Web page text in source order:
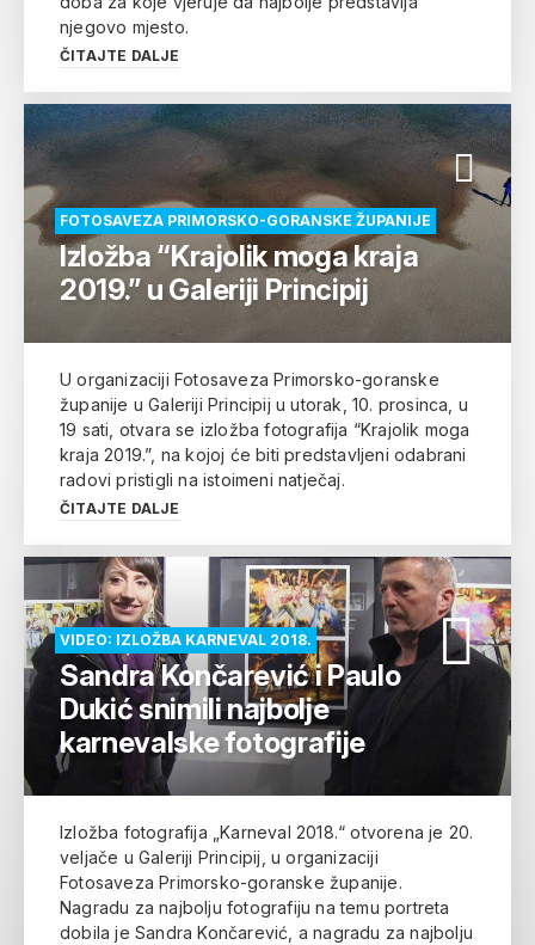
njegovo mjesto.
ČITAJTE DALJE
FOTOSAVEZA PRIMORSKO-GORANSKE ŽUPANIJE
Izložba “Krajolik moga kraja
2019.” u Galeriji Principij
U organizaciji Fotosaveza Primorsko-goranske
županije u Galeriji Principij u utorak, 10. prosinca, u
19 sati, otvara se izložba fotografija “Krajolik moga
kraja 2019.”, na kojoj će biti predstavljeni odabrani
radovi pristigli na istoimeni natječaj.
ČITAJTE DALJE
VIDEO: IZLOŽBA KARNEVAL 2018.
Sandra Končarević i Paulo
Dukić snimili najbolje
karnevalske fotografije
Izložba fotografija „Karneval 2018.“ otvorena je 20.
veljače u Galeriji Principij, u organizaciji
Fotosaveza Primorsko-goranske županije.
Nagradu za najbolju fotografiju na temu portreta
dobila je Sandra Končarević, a nagradu za najbolju